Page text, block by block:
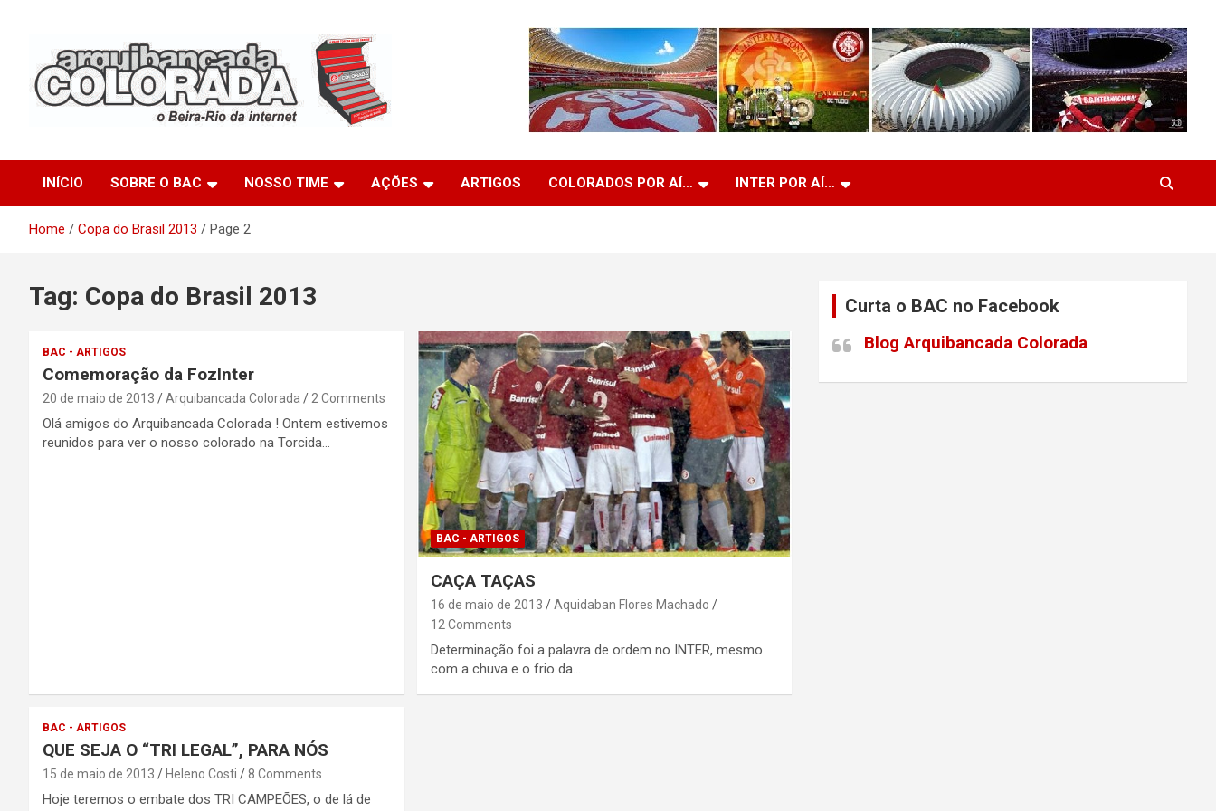
Arquibancada Colorada
INÍCIO SOBRE O BAC NOSSO TIME AÇÕES ARTIGOS COLORADOS POR AÍ… INTER POR AÍ…
Home Copa do Brasil 2013 Page 2
Tag: Copa do Brasil 2013
BAC - ARTIGOS
Comemoração da FozInter
20 de maio de 2013 Arquibancada Colorada 2 Comments
Olá amigos do Arquibancada Colorada ! Ontem estivemos
reunidos para ver o nosso colorado na Torcida…
BAC - ARTIGOS
CAÇA TAÇAS
16 de maio de 2013
Aquidaban Flores Machado
12 Comments
Determinação foi a palavra de ordem no INTER, mesmo
com a chuva e o frio da…
BAC - ARTIGOS
QUE SEJA O “TRI LEGAL”, PARA NÓS
15 de maio de 2013 Heleno Costi 8 Comments
Hoje teremos o embate dos TRI CAMPEÕES, o de lá de
Curta o BAC no Facebook
Blog Arquibancada Colorada